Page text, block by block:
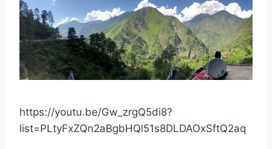
https://youtu.be/Gw_zrgQ5di8?
list=PLtyFxZQn2aBgbHQl51s8DLDAOxSftQ2aq